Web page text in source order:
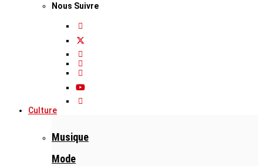
Nous Suivre
Culture
Musique
Mode